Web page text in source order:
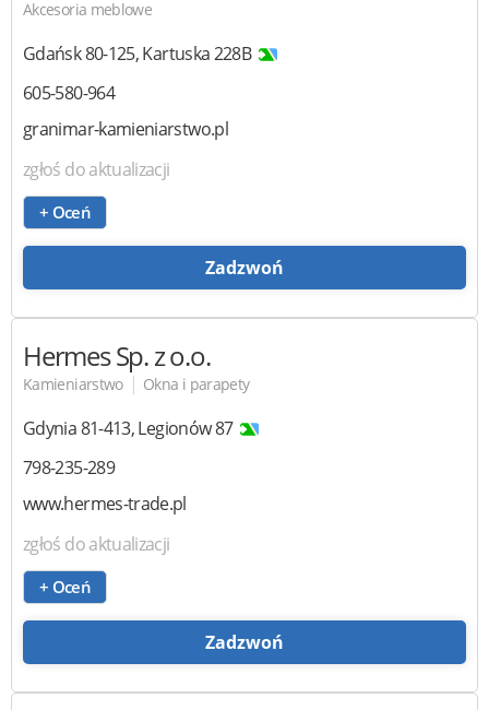
Akcesoria meblowe
Gdańsk80-125,Kartuska 228B
605-580-964
granimar-kamieniarstwo.pl
zgłoś do aktualizacji
+ Oceń
Zadzwoń
HermesSp. z o.o.
Kamieniarstwo | Okna i parapety
Gdynia81-413,Legionów 87
798-235-289
www.hermes-trade.pl
zgłoś do aktualizacji
+ Oceń
Zadzwoń